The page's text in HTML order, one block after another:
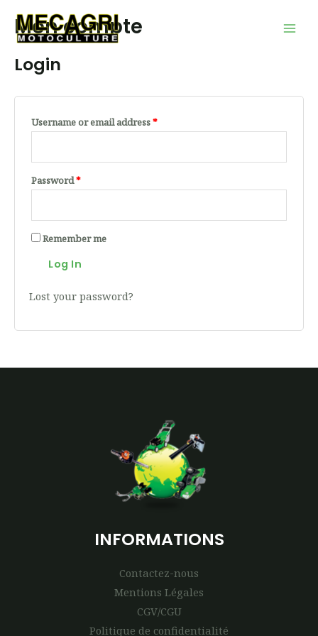
contenu
Mon compte
Login
Username or email address*
Password*
Remember me
Log In
Lost your password?
INFORMATIONS
Contactez-nous
Mentions Légales
CGV/CGU
Politique de confidentialité